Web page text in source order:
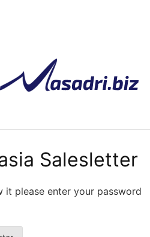
Salesletter
it please enter your password